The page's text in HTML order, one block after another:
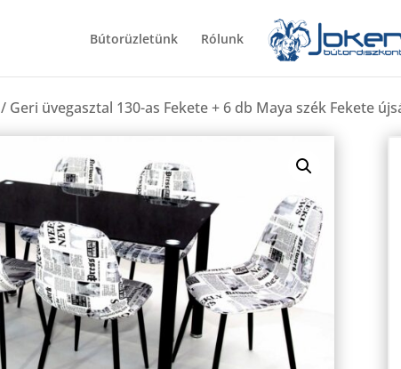
Bútorüzletünk Rólunk
/ Geri üvegasztal 130-as Fekete + 6 db Maya szék Fekete